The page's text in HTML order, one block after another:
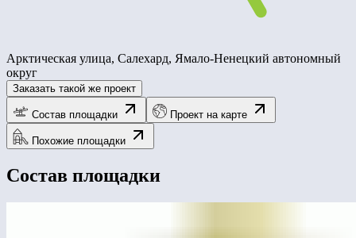
Арктическая улица, Салехард, Ямало-Ненецкий автономный
округ
Заказать такой же проект
Состав площадки Проект на карте
Похожие площадки
Состав площадки